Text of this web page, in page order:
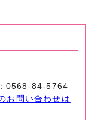
84-5764
お問い合わせは